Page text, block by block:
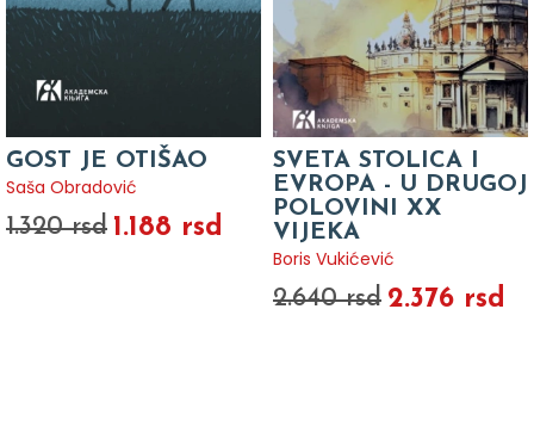
GOST JE OTIŠAO
Saša Obradović
1.320 rsd 1.188 rsd
SVETA STOLICA I
EVROPA - U DRUGOJ
POLOVINI XX
VIJEKA
Boris Vukićević
2.640 rsd 2.376 rsd